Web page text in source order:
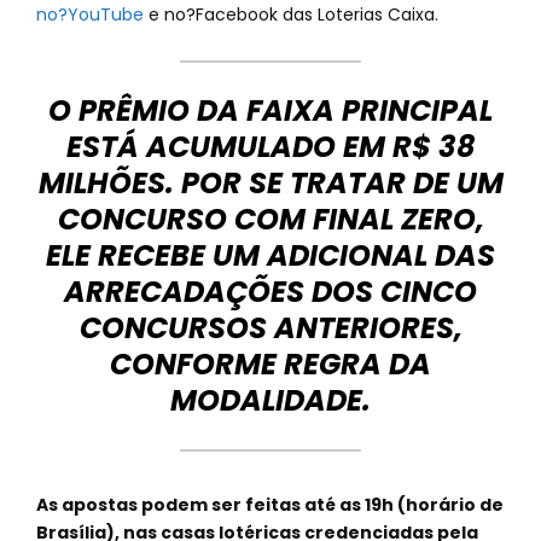
no?YouTube e no?Facebook das Loterias Caixa.
O PRÊMIO DA FAIXA PRINCIPAL
ESTÁ ACUMULADO EM R$ 38
MILHÕES. POR SE TRATAR DE UM
CONCURSO COM FINAL ZERO,
ELE RECEBE UM ADICIONAL DAS
ARRECADAÇÕES DOS CINCO
CONCURSOS ANTERIORES,
CONFORME REGRA DA
MODALIDADE.
As apostas podem ser feitas até as 19h (horário de
Brasília), nas casas lotéricas credenciadas pela